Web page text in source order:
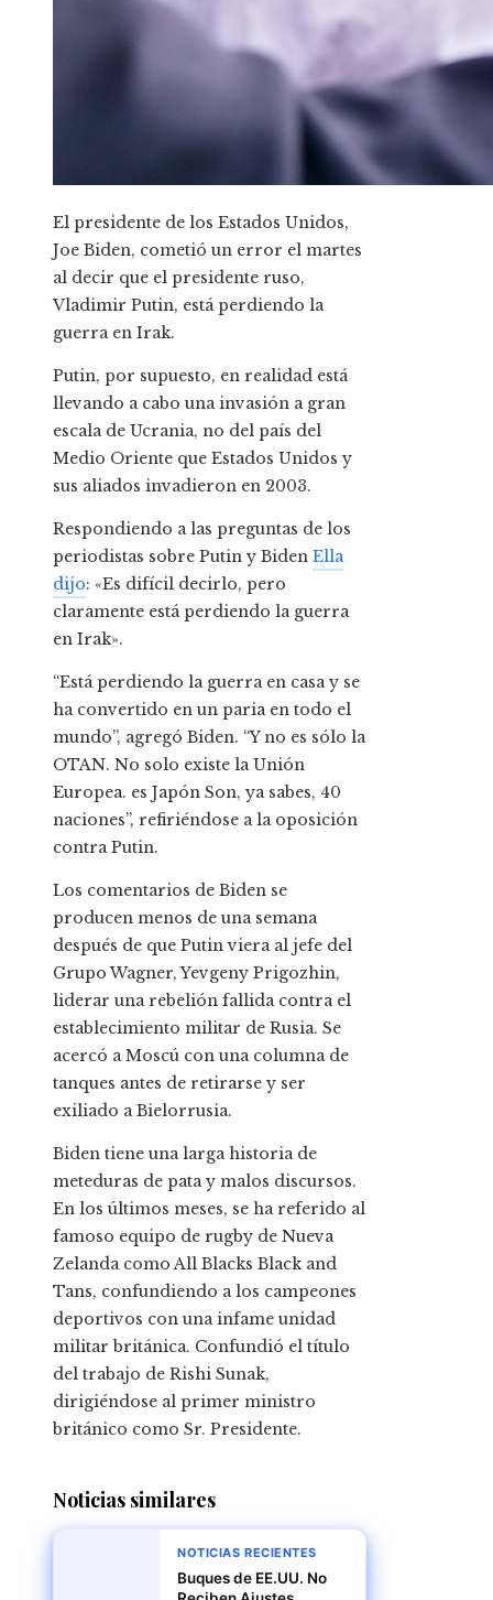
El presidente de los Estados Unidos,
Joe Biden, cometió un error el martes
al decir que el presidente ruso,
Vladimir Putin, está perdiendo la
guerra en Irak.
Putin, por supuesto, en realidad está
llevando a cabo una invasión a gran
escala de Ucrania, no del país del
Medio Oriente que Estados Unidos y
sus aliados invadieron en 2003.
Respondiendo a las preguntas de los
periodistas sobre Putin y Biden Ella
dijo: «Es difícil decirlo, pero
claramente está perdiendo la guerra
en Irak».
“Está perdiendo la guerra en casa y se
ha convertido en un paria en todo el
mundo”, agregó Biden. “Y no es sólo la
OTAN. No solo existe la Unión
Europea. es Japón Son, ya sabes, 40
naciones”, refiriéndose a la oposición
contra Putin.
Los comentarios de Biden se
producen menos de una semana
después de que Putin viera al jefe del
Grupo Wagner, Yevgeny Prigozhin,
liderar una rebelión fallida contra el
establecimiento militar de Rusia. Se
acercó a Moscú con una columna de
tanques antes de retirarse y ser
exiliado a Bielorrusia.
Biden tiene una larga historia de
meteduras de pata y malos discursos.
En los últimos meses, se ha referido al
famoso equipo de rugby de Nueva
Zelanda como All Blacks Black and
Tans, confundiendo a los campeones
deportivos con una infame unidad
militar británica. Confundió el título
del trabajo de Rishi Sunak,
dirigiéndose al primer ministro
británico como Sr. Presidente.
Noticias similares
NOTICIAS RECIENTES
Buques de EE.UU. No